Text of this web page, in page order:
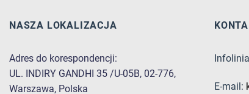
NASZA LOKALIZACJA
Adres do korespondencji:
UL. INDIRY GANDHI 35 /U-05B, 02-776,
Warszawa, Polska
E-mail: